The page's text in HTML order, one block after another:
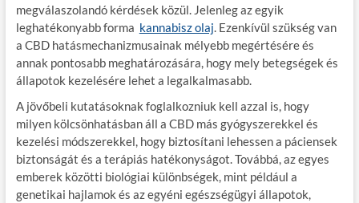
megválaszolandó kérdések közül. Jelenleg az egyik
leghatékonyabb forma kannabisz olaj. Ezenkívül szükség van
a CBD hatásmechanizmusainak mélyebb megértésére és
annak pontosabb meghatározására, hogy mely betegségek és
állapotok kezelésére lehet a legalkalmasabb.
A jövőbeli kutatásoknak foglalkozniuk kell azzal is, hogy
milyen kölcsönhatásban áll a CBD más gyógyszerekkel és
kezelési módszerekkel, hogy biztosítani lehessen a páciensek
biztonságát és a terápiás hatékonyságot. Továbbá, az egyes
emberek közötti biológiai különbségek, mint például a
genetikai hajlamok és az egyéni egészségügyi állapotok,